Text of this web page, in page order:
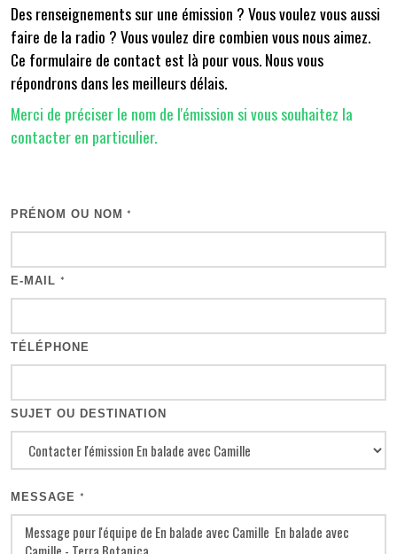
Des renseignements sur une émission ? Vous voulez vous aussi
faire de la radio ? Vous voulez dire combien vous nous aimez.
Ce formulaire de contact est là pour vous. Nous vous
répondrons dans les meilleurs délais.
Merci de préciser le nom de l'émission si vous souhaitez la
contacter en particulier.
PRÉNOM OU NOM *
E-MAIL *
TÉLÉPHONE
SUJET OU DESTINATION
MESSAGE *